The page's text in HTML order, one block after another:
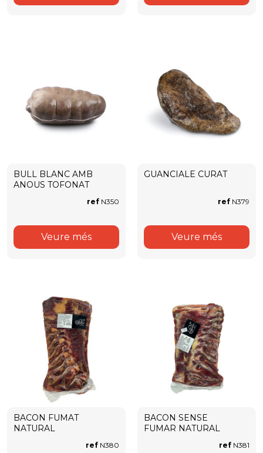
BULL BLANC AMB
ANOUS TOFONAT
ref N350
Veure més
GUANCIALE CURAT
ref N379
Veure més
BACON FUMAT
NATURAL
ref N380
BACON SENSE
FUMAR NATURAL
ref N381